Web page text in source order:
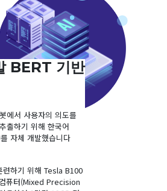
BERT 기반
에서 사용자의 의도를
출하기 위해 한국어
자체 개발했습니다
련하기 위해 Tesla B100
퓨터(Mixed Precision